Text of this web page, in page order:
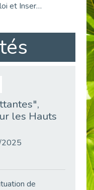
Job Dating de Colombes – Emploi et Insertion
Aborder l'entretien et la situation de handicap en toute confiance
Retour sur l’atelier « Optimiser sa recherche d’emploi »
Emploi & Handicap : Hachette Livre et Cap emploi 92 renforcent leur collaboration
« Confiance en soi et acceptation du handicap » : un levier puissant vers l’emploi
les Hauts
2025
de